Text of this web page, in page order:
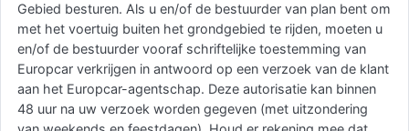
Gebied besturen. Als u en/of de bestuurder van plan bent om
met het voertuig buiten het grondgebied te rijden, moeten u
en/of de bestuurder vooraf schriftelijke toestemming van
Europcar verkrijgen in antwoord op een verzoek van de klant
aan het Europcar-agentschap. Deze autorisatie kan binnen
48 uur na uw verzoek worden gegeven (met uitzondering